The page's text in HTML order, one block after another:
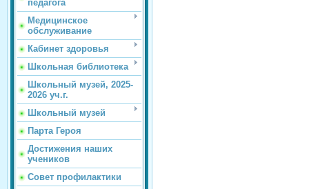
педагога
Медицинское
обслуживание
Кабинет здоровья
Школьная библиотека
Школьный музей, 2025-
2026 уч.г.
Школьный музей
Парта Героя
Достижения наших
учеников
Совет профилактики